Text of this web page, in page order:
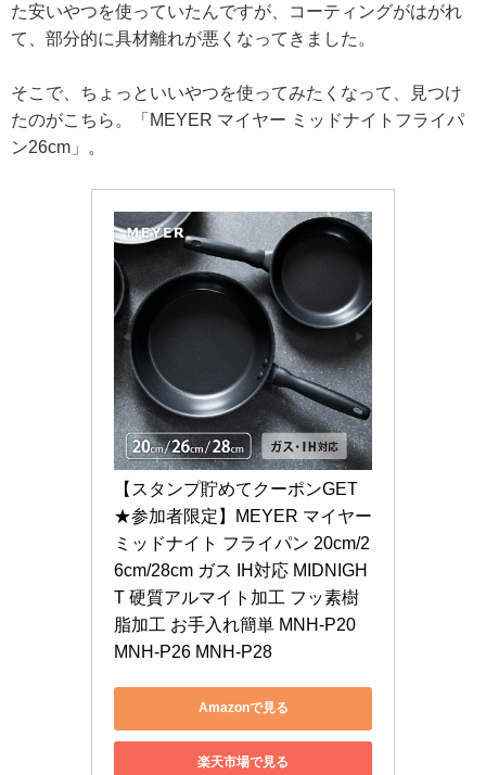
た安いやつを使っていたんですが、コーティングがはがれ
て、部分的に具材離れが悪くなってきました。
そこで、ちょっといいやつを使ってみたくなって、見つけ
たのがこちら。「MEYER マイヤー ミッドナイトフライパ
ン26cm」。
【スタンプ貯めてクーポンGET
★参加者限定】MEYER マイヤー
ミッドナイト フライパン 20cm/2
6cm/28cm ガス IH対応 MIDNIGH
T 硬質アルマイト加工 フッ素樹
脂加工 お手入れ簡単 MNH-P20
MNH-P26 MNH-P28
Amazonで見る
楽天市場で見る